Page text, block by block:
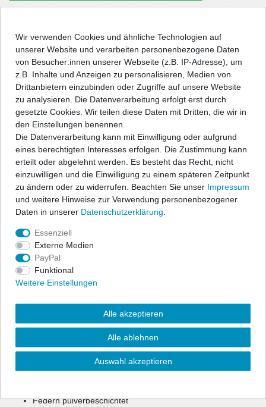
* inkl. ges. MwSt. zzgl. Versandkosten
Beschreibung
Technische Daten
Angaben Produktsicherheit
Zur optischen Reduzierung der Fahrzeughöhe bietet ap eine
preiswerte, aber dennoch hochwertige Option für mehr Agilität
Bei einer Tieferlegung bis zu ca. 40 mm können weiterhin die
Seriendämpfer verwendet werden.
Bei größerer Tieferlegung oder Keilform werden gekürzte
reduzierter Schwerpunkt
Federn pulverbeschichtet
Wir verwenden Cookies und ähnliche Technologien auf
unserer Website und verarbeiten personenbezogene Daten
von Besucher:innen unserer Webseite (z.B. IP-Adresse), um
z.B. Inhalte und Anzeigen zu personalisieren, Medien von
Drittanbietern einzubinden oder Zugriffe auf unsere Website
zu analysieren. Die Datenverarbeitung erfolgt erst durch
gesetzte Cookies. Wir teilen diese Daten mit Dritten, die wir in
den Einstellungen benennen.
Die Datenverarbeitung kann mit Einwilligung oder aufgrund
eines berechtigten Interesses erfolgen. Die Zustimmung kann
erteilt oder abgelehnt werden. Es besteht das Recht, nicht
einzuwilligen und die Einwilligung zu einem späteren Zeitpunkt
zu ändern oder zu widerrufen. Beachten Sie unser Impressum
und weitere Hinweise zur Verwendung personenbezogener
Daten in unserer Daten­schutz­erklärung
Essenziell
Externe Medien
PayPal
Funktional
Weitere Einstellungen
Alle akzeptieren
Alle ablehnen
Auswahl akzeptieren